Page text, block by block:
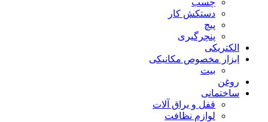
چسب
دستکش کار
پیچ
پنچرگیری
الکتریکی
ابزار مخصوص مکانیکی
بیت
روغن
ساختمانی
قفل و یراق آلات
لوازم نظافت